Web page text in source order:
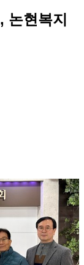
논현복지